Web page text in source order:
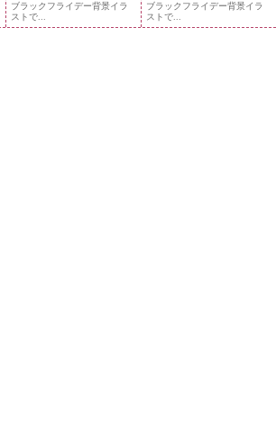
ブラックフライデー背景イラ
ストで...
ブラックフライデー背景イラ
ストで...